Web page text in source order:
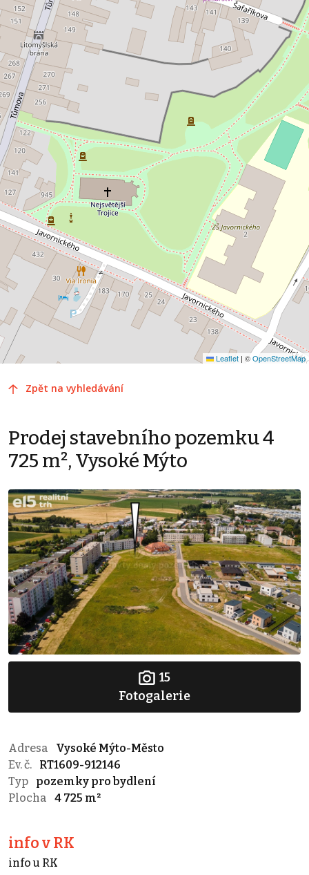
Leaflet | ©OpenStreetMap
Zpět na vyhledávání
Prodej stavebního pozemku 4
725 m², Vysoké Mýto
15
Fotogalerie
Adresa
Vysoké Mýto-Město
Ev. č.
RT1609-912146
Typ
pozemky pro bydlení
Plocha
4 725 m²
info v RK
info u RK